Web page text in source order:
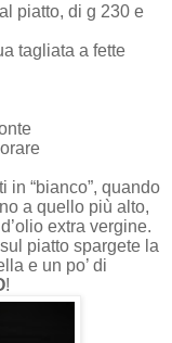
piatto, di g 230 e
tagliata a fette
in “bianco”, quando
a quello più alto,
extra vergine.
piatto spargete la
e un po’ di
!